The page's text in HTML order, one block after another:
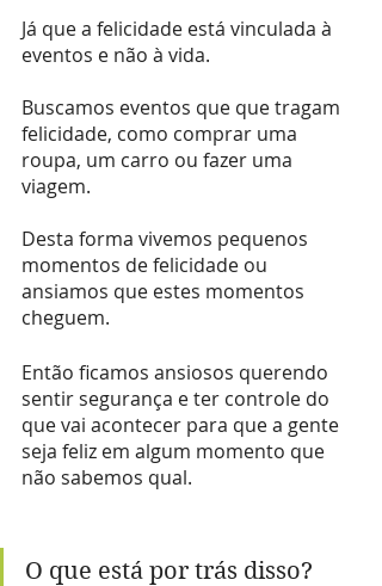
Já que a felicidade está vinculada à
eventos e não à vida.
Buscamos eventos que que tragam
felicidade, como comprar uma
roupa, um carro ou fazer uma
viagem.
Desta forma vivemos pequenos
momentos de felicidade ou
ansiamos que estes momentos
cheguem.
Então ficamos ansiosos querendo
sentir segurança e ter controle do
que vai acontecer para que a gente
seja feliz em algum momento que
não sabemos qual.
O que está por trás disso?